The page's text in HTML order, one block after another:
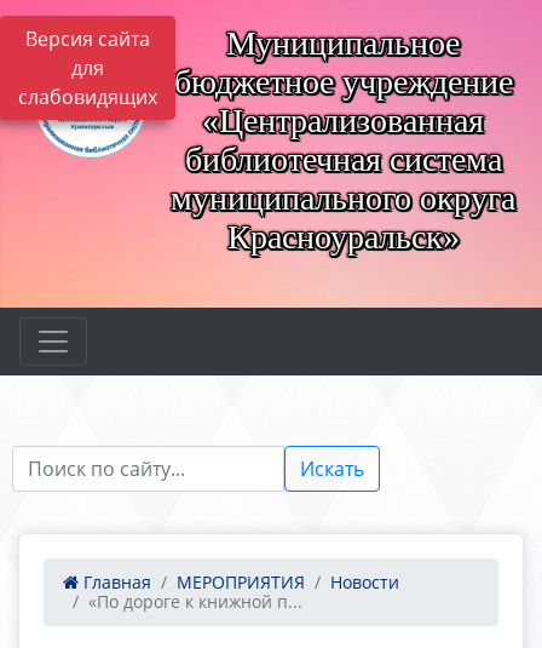
Версия сайта
для
слабовидящих
Муниципальное
бюджетное учреждение
«Централизованная
библиотечная система
муниципального округа
Красноуральск»
Искать
Главная МЕРОПРИЯТИЯ
Новости
«По дороге к книжной п...